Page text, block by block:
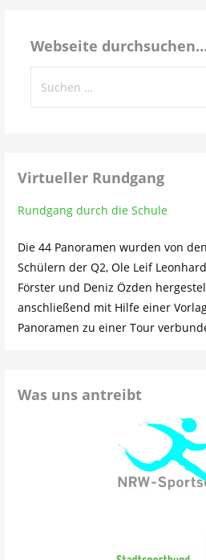
Webseite
nach:
Virtueller Rundgang
Rundgang durch die Schule
Die 44 Panoramen wurden von
Schülern der Q2, Ole Leif
Förster und Deniz Özden
anschließend mit Hilfe einer
Panoramen zu einer Tour
Was uns antreibt